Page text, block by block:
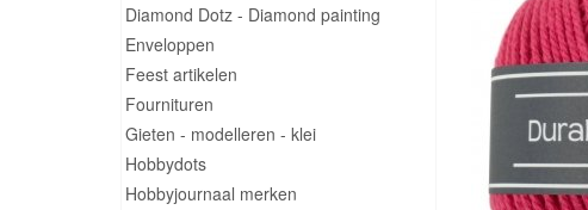
Diamond Dotz - Diamond painting
Enveloppen
Feest artikelen
Fournituren
Gieten - modelleren - klei
Hobbydots
Hobbyjournaal merken